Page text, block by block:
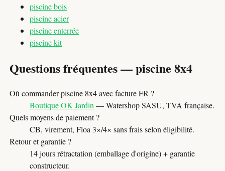
piscine bois
piscine acier
piscine enterrée
piscine kit
Questions fréquentes — piscine 8x4
Où commander piscine 8x4 avec facture FR ?
Boutique OK Jardin — Watershop SASU, TVA française.
Quels moyens de paiement ?
CB, virement, Floa 3×/4× sans frais selon éligibilité.
Retour et garantie ?
14 jours rétractation (emballage d'origine) + garantie
constructeur.